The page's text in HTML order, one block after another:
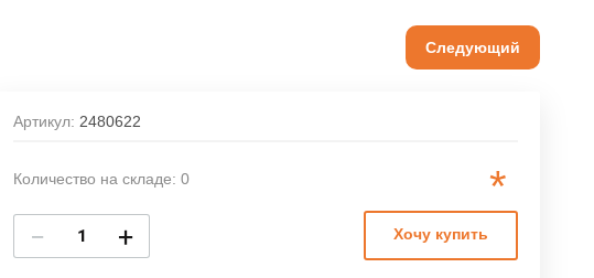
Следующий
Артикул: 2480622
Количество на складе: 0 *
− + Хочу купить